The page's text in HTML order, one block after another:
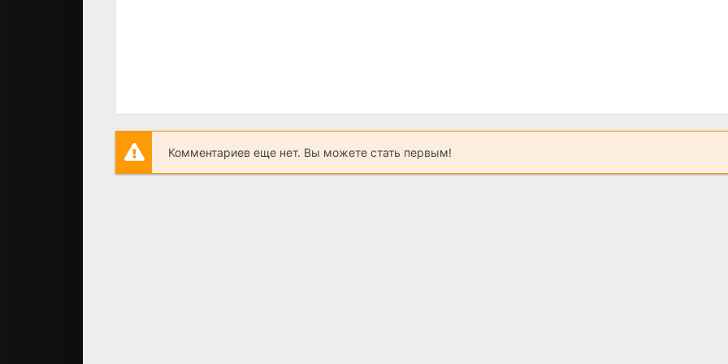
Комментариев еще нет. Вы можете стать первым!